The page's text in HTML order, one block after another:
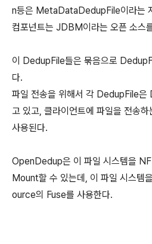
n등은 MetaDataDedupFile이라는
컴포넌트는 JDBM이라는 오픈 소스
이 DedupFile들은 묶음으로
다.
파일 전송을 위해서 각 DedupFile은
고 있고, 클라이언트에 파일을 전송
사용된다.
OpenDedup은 이 파일 시스템을
Mount할 수 있는데, 이 파일 시스템
ource의 Fuse를 사용한다.